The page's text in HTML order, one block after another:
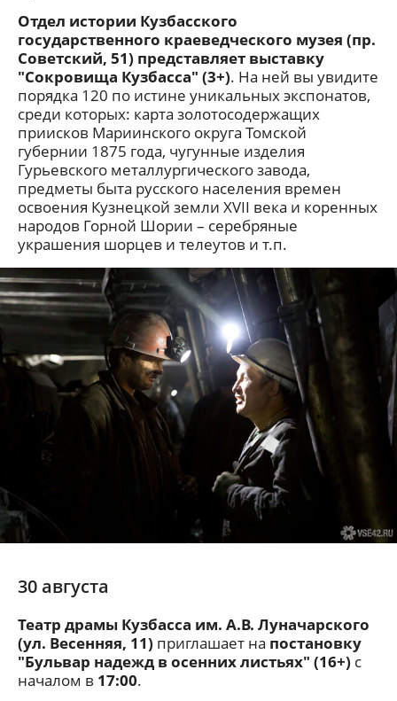
Отдел истории Кузбасского
государственного краеведческого музея (пр.
Советский, 51) представляет выставку
"Сокровища Кузбасса" (3+). На ней вы увидите
порядка 120 по истине уникальных экспонатов,
среди которых: карта золотосодержащих
приисков Мариинского округа Томской
губернии 1875 года, чугунные изделия
Гурьевского металлургического завода,
предметы быта русского населения времен
освоения Кузнецкой земли XVII века и коренных
народов Горной Шории – серебряные
украшения шорцев и телеутов и т.п.
30 августа
Театр драмы Кузбасса им. А.В. Луначарского
(ул. Весенняя, 11) приглашает на постановку
"Бульвар надежд в осенних листьях" (16+) с
началом в 17:00.